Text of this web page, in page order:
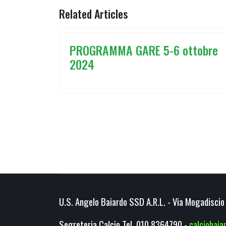
Related Articles
PROGRAMMA GARE 5-6 ottobre
2024
U.S. Angelo Baiardo SSD A.R.L. - Via